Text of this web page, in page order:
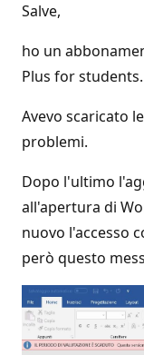
Salve,
ho un
Plus for students.
Avevo scaricato
problemi.
Dopo l'ultimo
all'apertura di
nuovo l'accesso
però questo